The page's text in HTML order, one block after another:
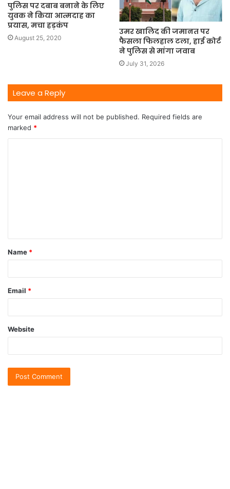
पुलिस पर दबाब बनाने के लिए
युवक ने किया आत्मदाह का
प्रयास, मचा हड़कंप
August 25, 2020
उमर खालिद की जमानत पर
फैसला फिलहाल टला, हाई कोर्ट
ने पुलिस से मांगा जवाब
July 31, 2026
Leave a Reply
Your email address will not be published. Required fields are
marked *
Name *
Email *
Website